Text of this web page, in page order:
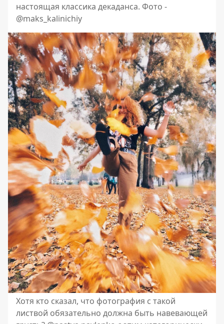
настоящая классика декаданса. Фото -
@maks_kalinichiy
Хотя кто сказал, что фотография с такой
листвой обязательно должна быть навевающей